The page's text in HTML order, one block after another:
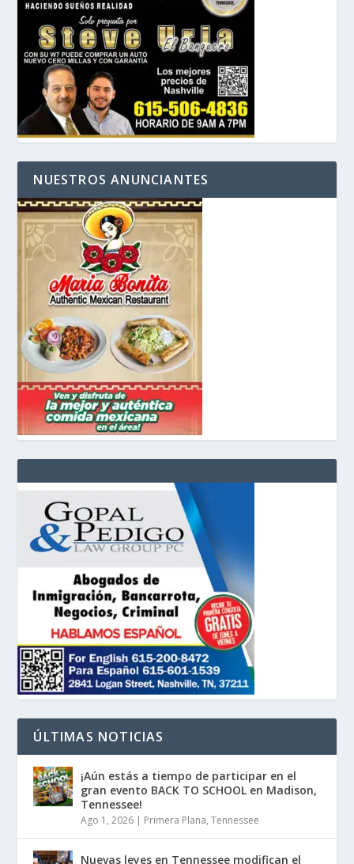
NUESTROS ANUNCIANTES
ÚLTIMAS NOTICIAS
¡Aún estás a tiempo de participar en el
gran evento BACK TO SCHOOL en Madison,
Tennessee!
Ago 1, 2026 | Primera Plana,Tennessee
Nuevas leyes en Tennessee modifican el